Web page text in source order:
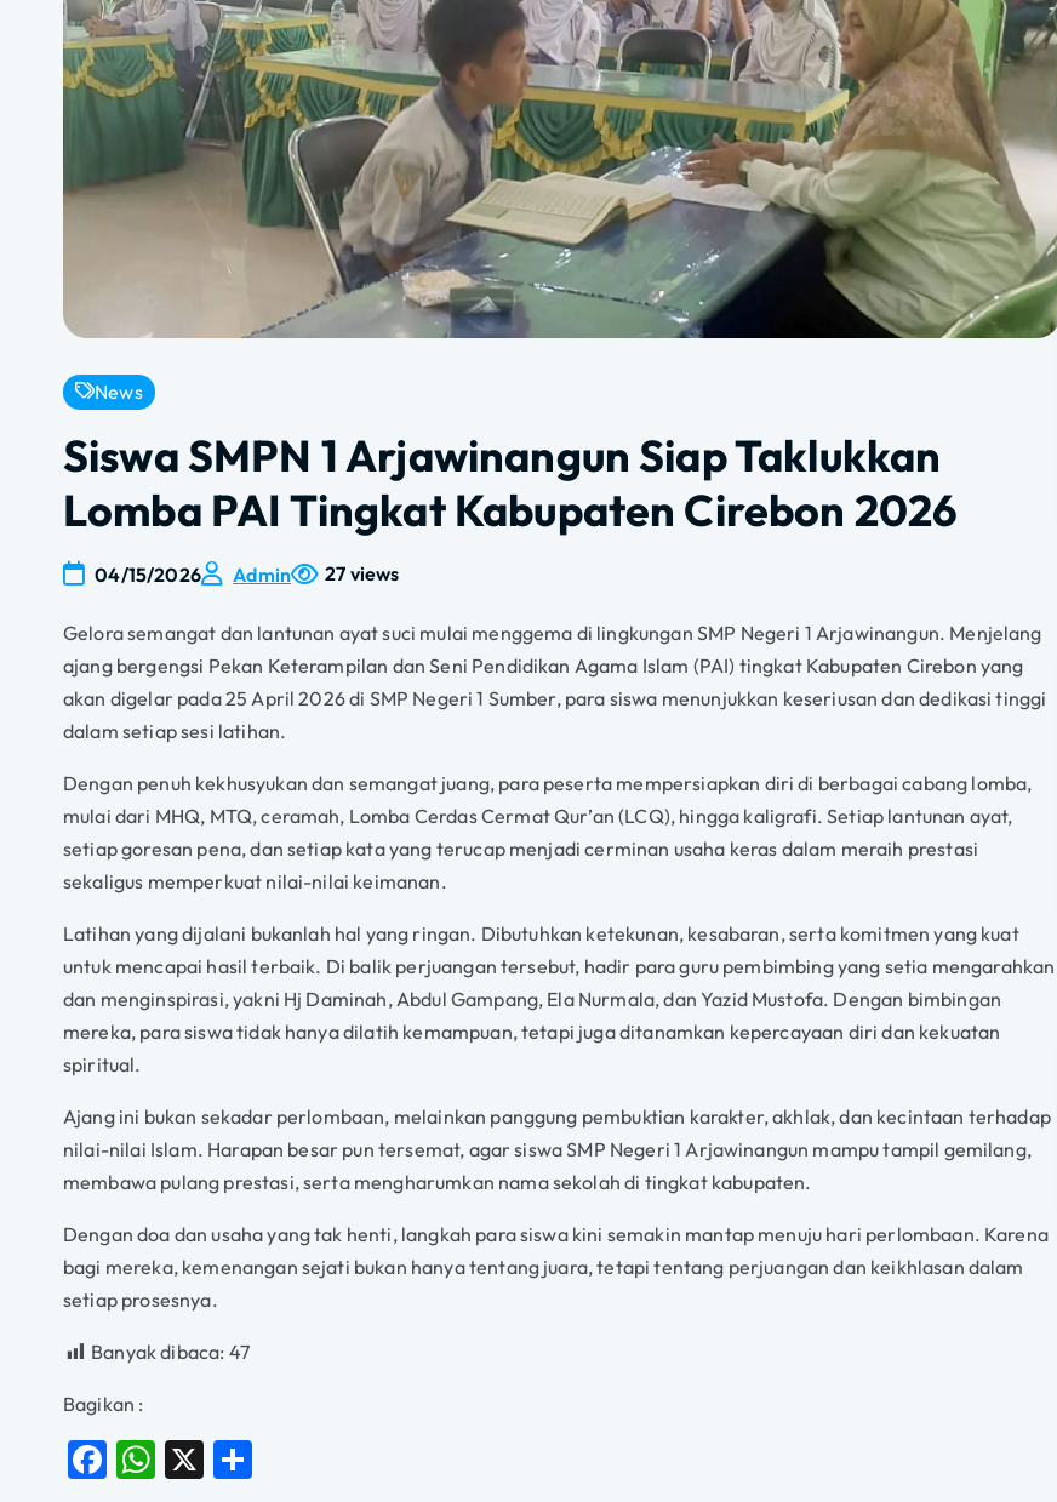
News
Siswa SMPN 1 Arjawinangun Siap Taklukkan
Lomba PAI Tingkat Kabupaten Cirebon 2026
04/15/2026 Admin 27 views
Gelora semangat dan lantunan ayat suci mulai menggema di lingkungan SMP Negeri 1 Arjawinangun. Menjelang
ajang bergengsi Pekan Keterampilan dan Seni Pendidikan Agama Islam (PAI) tingkat Kabupaten Cirebon yang
akan digelar pada 25 April 2026 di SMP Negeri 1 Sumber, para siswa menunjukkan keseriusan dan dedikasi tinggi
dalam setiap sesi latihan.
Dengan penuh kekhusyukan dan semangat juang, para peserta mempersiapkan diri di berbagai cabang lomba,
mulai dari MHQ, MTQ, ceramah, Lomba Cerdas Cermat Qur’an (LCQ), hingga kaligrafi. Setiap lantunan ayat,
setiap goresan pena, dan setiap kata yang terucap menjadi cerminan usaha keras dalam meraih prestasi
sekaligus memperkuat nilai-nilai keimanan.
Latihan yang dijalani bukanlah hal yang ringan. Dibutuhkan ketekunan, kesabaran, serta komitmen yang kuat
untuk mencapai hasil terbaik. Di balik perjuangan tersebut, hadir para guru pembimbing yang setia mengarahkan
dan menginspirasi, yakni Hj Daminah, Abdul Gampang, Ela Nurmala, dan Yazid Mustofa. Dengan bimbingan
mereka, para siswa tidak hanya dilatih kemampuan, tetapi juga ditanamkan kepercayaan diri dan kekuatan
spiritual.
Ajang ini bukan sekadar perlombaan, melainkan panggung pembuktian karakter, akhlak, dan kecintaan terhadap
nilai-nilai Islam. Harapan besar pun tersemat, agar siswa SMP Negeri 1 Arjawinangun mampu tampil gemilang,
membawa pulang prestasi, serta mengharumkan nama sekolah di tingkat kabupaten.
Dengan doa dan usaha yang tak henti, langkah para siswa kini semakin mantap menuju hari perlombaan. Karena
bagi mereka, kemenangan sejati bukan hanya tentang juara, tetapi tentang perjuangan dan keikhlasan dalam
setiap prosesnya.
Banyak dibaca: 47
Bagikan :
F
W X